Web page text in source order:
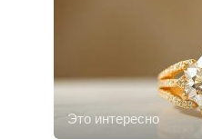
Это интересно